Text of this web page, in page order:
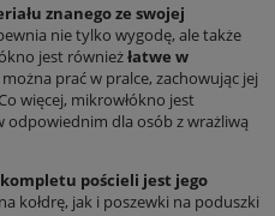
znanego ze swojej
nie tylko wygodę, ale także
jest równieżłatwe w
prać w pralce, zachowując jej
więcej, mikrowłókno jest
odpowiednim dla osób z wrażliwą
pościeli jest jego
kołdrę, jak i poszewki na poduszki